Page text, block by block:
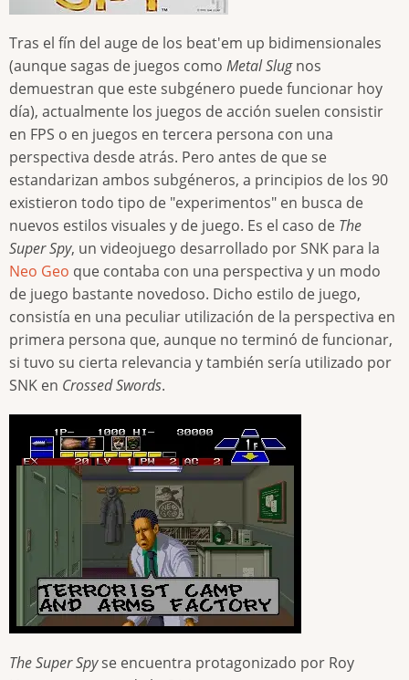
Tras el fín del auge de los beat'em up bidimensionales
(aunque sagas de juegos como Metal Slugnos
demuestran que este subgénero puede funcionar hoy
día), actualmente los juegos de acción suelen consistir
en FPS o en juegos en tercera persona con una
perspectiva desde atrás. Pero antes de que se
estandarizan ambos subgéneros, a principios de los 90
existieron todo tipo de "experimentos" en busca de
nuevos estilos visuales y de juego. Es el caso de The
Super Spy, un videojuego desarrollado por SNK para la
Neo Geo que contaba con una perspectiva y un modo
de juego bastante novedoso. Dicho estilo de juego,
consistía en una peculiar utilización de la perspectiva en
primera persona que, aunque no terminó de funcionar,
si tuvo su cierta relevancia y también sería utilizado por
SNK en Crossed Swords.
The Super Spyse encuentra protagonizado por Roy